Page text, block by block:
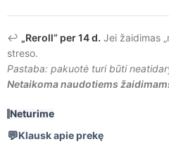
↩️ „Reroll“ per 14 d. Jei žaidimas
streso.
Pastaba: pakuotė turi būti
Netaikoma naudotiems
Neturime
Klausk apie prekę